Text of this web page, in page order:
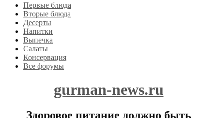
Первые блюда
Вторые блюда
Десерты
Напитки
Выпечка
Салаты
Консервация
Все форумы
gurman-news.ru
Здоровое питание должно быть